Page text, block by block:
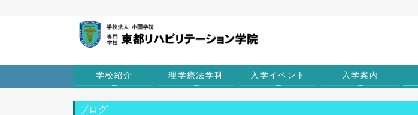
学校紹介 理学療法学科 入学イベント 入学案内
ブログ